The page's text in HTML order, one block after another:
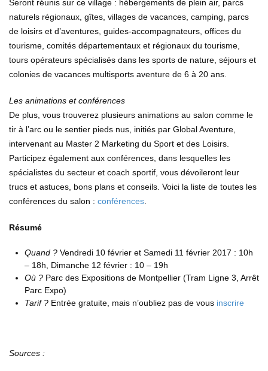
Seront réunis sur ce village : hébergements de plein air, parcs
naturels régionaux, gîtes, villages de vacances, camping, parcs
de loisirs et d’aventures, guides-accompagnateurs, offices du
tourisme, comités départementaux et régionaux du tourisme,
tours opérateurs spécialisés dans les sports de nature, séjours et
colonies de vacances multisports aventure de 6 à 20 ans.
Les animations et conférences
De plus, vous trouverez plusieurs animations au salon comme le
tir à l’arc ou le sentier pieds nus, initiés par Global Aventure,
intervenant au Master 2 Marketing du Sport et des Loisirs.
Participez également aux conférences, dans lesquelles les
spécialistes du secteur et coach sportif, vous dévoileront leur
trucs et astuces, bons plans et conseils. Voici la liste de toutes les
conférences du salon : conférences
Résumé
Quand ?Vendredi 10 février et Samedi 11 février 2017 : 10h
– 18h, Dimanche 12 février : 10 – 19h
Où ?Parc des Expositions de Montpellier (Tram Ligne 3, Arrêt
Parc Expo)
Tarif ?Entrée gratuite, mais n’oubliez pas de vous inscrire
Sources :